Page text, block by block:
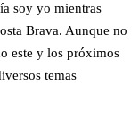
soy yo mientras
Brava. Aunque no
este y los próximos
temas